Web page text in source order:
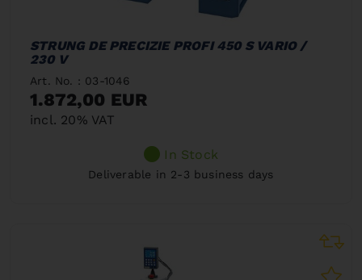
STRUNG DE PRECIZIE PROFI 450 S VARIO /
230 V
Art. No. : 03-1046
1.872,00 EUR
incl. 20% VAT
In Stock
Deliverable in 2-3 business days